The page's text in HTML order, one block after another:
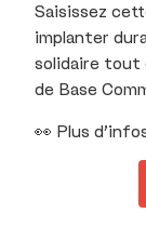
Saisissez
implanter
solidaire tout
de Base
👀 Plus